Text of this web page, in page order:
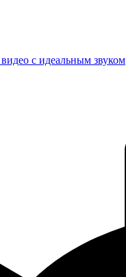
с идеальным звуком